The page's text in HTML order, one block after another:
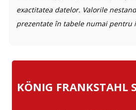
exactitatea datelor. Valorile
prezentate în tabele numai pentru
KÖNIG FRANKSTAHL